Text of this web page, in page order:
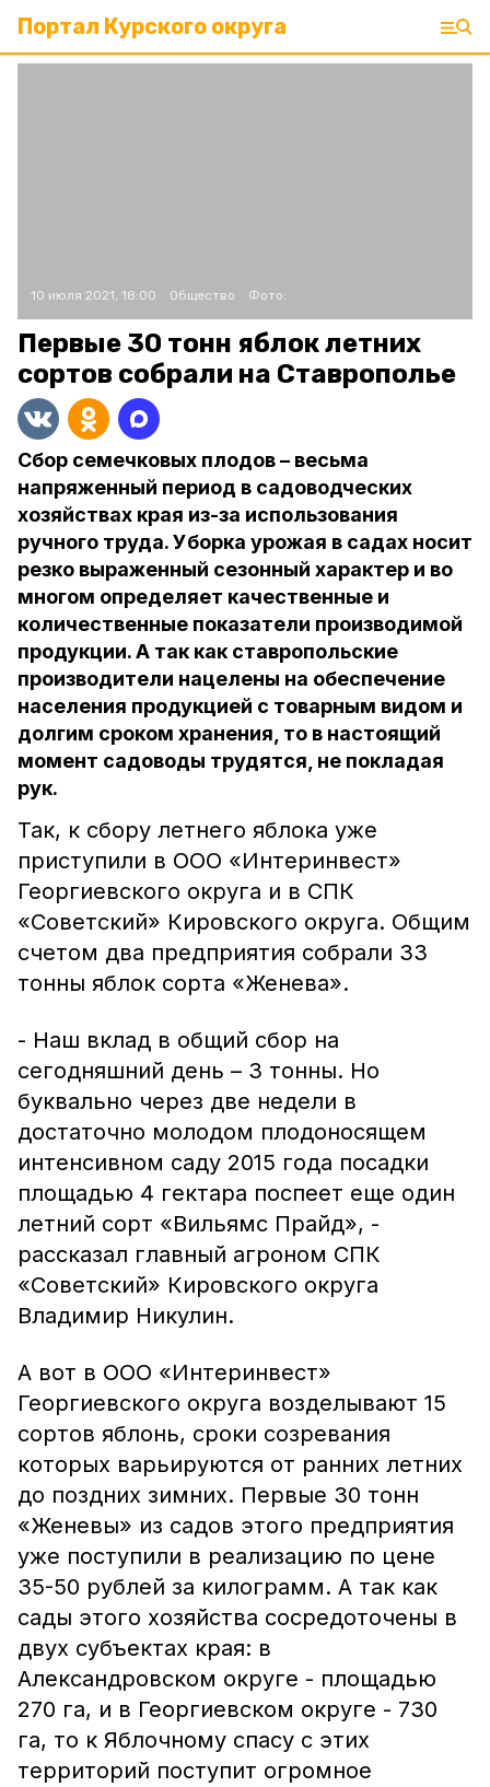
Портал Курского округа
10 июля 2021, 18:00 Общество Фото:
Первые 30 тонн яблок летних
сортов собрали на Ставрополье
Сбор семечковых плодов – весьма
напряженный период в садоводческих
хозяйствах края из-за использования
ручного труда. Уборка урожая в садах носит
резко выраженный сезонный характер и во
многом определяет качественные и
количественные показатели производимой
продукции. А так как ставропольские
производители нацелены на обеспечение
населения продукцией с товарным видом и
долгим сроком хранения, то в настоящий
момент садоводы трудятся, не покладая
рук.
Так, к сбору летнего яблока уже
приступили в ООО «Интеринвест»
Георгиевского округа и в СПК
«Советский» Кировского округа. Общим
счетом два предприятия собрали 33
тонны яблок сорта «Женева».
- Наш вклад в общий сбор на
сегодняшний день – 3 тонны. Но
буквально через две недели в
достаточно молодом плодоносящем
интенсивном саду 2015 года посадки
площадью 4 гектара поспеет еще один
летний сорт «Вильямс Прайд», -
рассказал главный агроном СПК
«Советский» Кировского округа
Владимир Никулин.
А вот в ООО «Интеринвест»
Георгиевского округа возделывают 15
сортов яблонь, сроки созревания
которых варьируются от ранних летних
до поздних зимних. Первые 30 тонн
«Женевы» из садов этого предприятия
уже поступили в реализацию по цене
35-50 рублей за килограмм. А так как
сады этого хозяйства сосредоточены в
двух субъектах края: в
Александровском округе - площадью
270 га, и в Георгиевском округе - 730
га, то к Яблочному спасу с этих
территорий поступит огромное